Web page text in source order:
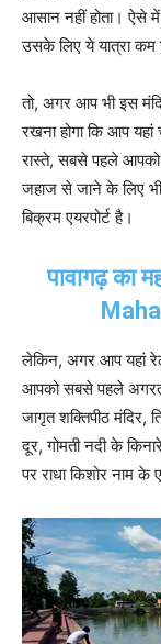
आसान नहीं होता। ऐसे
उसके लिए ये यात्रा कम
तो, अगर आप भी इस
रखना होगा कि आप
रास्ते, सबसे पहले आपको
जहाज से जाने के लिए भी
बिक्रम एयरपोर्ट है।
पावागढ़ का
लेकिन, अगर आप यहां
आपको सबसे पहले
जागृत शक्तिपीठ मंदिर,
दूर, गोमती नदी के
पर राधा किशोर नाम